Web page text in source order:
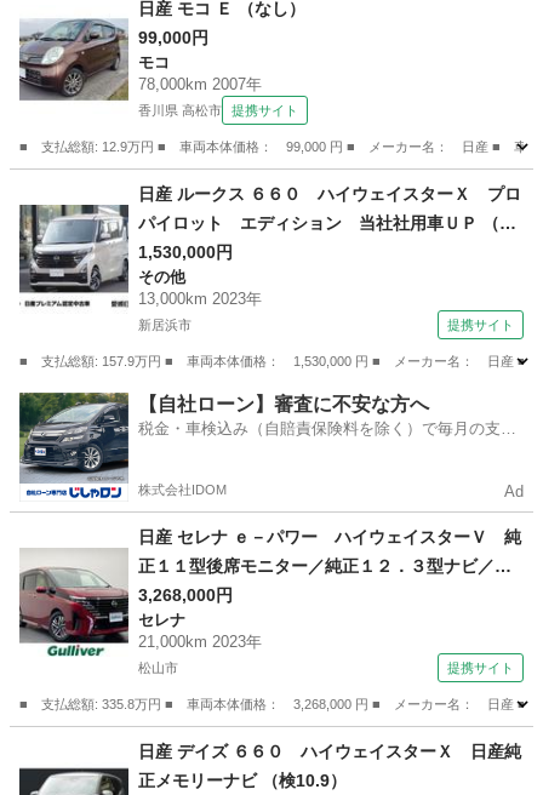
日産 モコ Ｅ （なし）
99,000円
モコ
78,000km 2007年
香川県 高松市 提携サイト
■ 支払総額: 12.9万円 ■ 車両本体価格： 99,000 円 ■ メーカー名： 日産 ■
モコ
日産 ルークス ６６０ ハイウェイスターＸ プロ
パイロット エディション 当社社用車ＵＰ （検
10.6）
1,530,000円
その他
13,000km 2023年
新居浜市 提携サイト
■ 支払総額: 157.9万円 ■ 車両本体価格： 1,530,000 円 ■ メーカー名： 日産
愛媛 新居浜市 その他
【自社ローン】審査に不安な方へ
税金・車検込み（自賠責保険料を除く）で毎月の支払
株式会社IDOM Ad
日産 セレナ ｅ－パワー ハイウェイスターＶ 純
正１１型後席モニター／純正１２．３型ナビ／全
周囲カメラ／デジタルインナーミラー／ＥＴＣ／
純正前後ドライブレコーダー／両側電動スライド
ドア／置くだけ充電／シートヒーター／プロパイ
3,268,000円
セレナ
21,000km 2023年
松山市 提携サイト
■ 支払総額: 335.8万円 ■ 車両本体価格： 3,268,000 円 ■ メーカー名： 日産 ■
セレナ
日産 デイズ ６６０ ハイウェイスターＸ 日産純
正メモリーナビ （検10.9）